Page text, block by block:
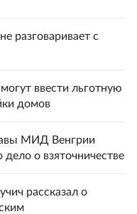
разговаривает с
ввести льготную
домов
МИД Венгрии
о взяточничестве
рассказал о